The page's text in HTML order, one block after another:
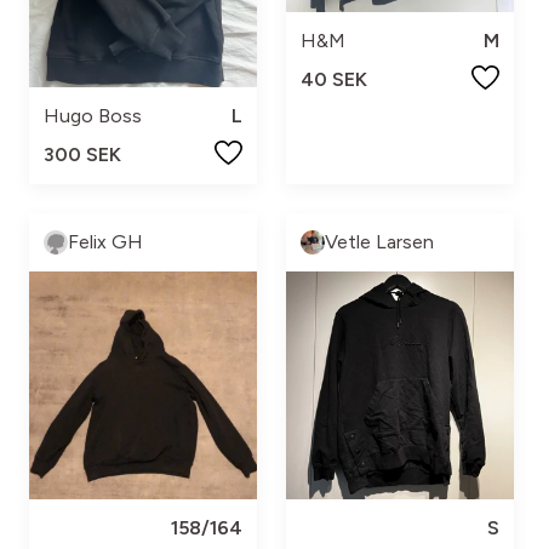
Hugo Boss
L
300 SEK
H&M
M
40 SEK
Felix GH
158/164
Vetle Larsen
S